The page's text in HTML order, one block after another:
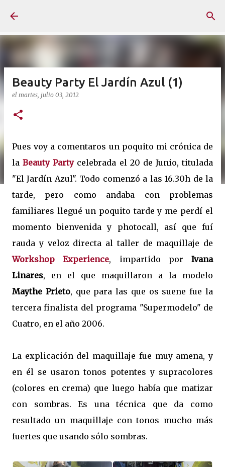
Beauty Party El Jardín Azul (1)
el martes, julio 03, 2012
Pues voy a comentaros un poquito mi crónica de
laBeauty Party celebrada el 20 de Junio, titulada
"El Jardín Azul". Todo comenzó a las 16.30h de la
tarde, pero como andaba con problemas
familiares llegué un poquito tarde y me perdí el
momento bienvenida y photocall, así que fuí
rauda y veloz directa al taller de maquillaje de
Workshop Experience, impartido por Ivana
Linares, en el que maquillaron a la modelo
Maythe Prieto, que para las que os suene fue la
tercera finalista del programa "Supermodelo" de
Cuatro, en el año 2006.
La explicación del maquillaje fue muy amena, y
en él se usaron tonos potentes y supracolores
(colores en crema) que luego había que matizar
con sombras. Es una técnica que da como
resultado un maquillaje con tonos mucho más
fuertes que usando sólo sombras.